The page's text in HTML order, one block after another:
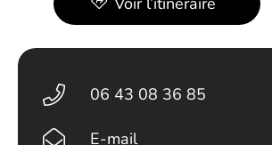
06 43 08 36 85
E-mail